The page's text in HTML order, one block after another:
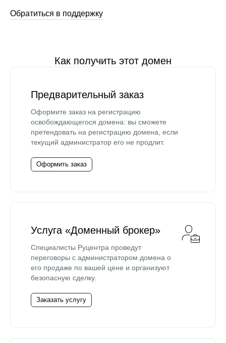
Обратиться в поддержку
Как получить этот домен
Предварительный заказ
Оформите заказ на регистрацию
освобождающегося домена: вы сможете
претендовать на регистрацию домена, если
текущий администратор его не продлит.
Оформить заказ
Услуга «Доменный брокер»
Специалисты Руцентра проведут
переговоры с администратором домена о
его продаже по вашей цене и организуют
безопасную сделку.
Заказать услугу